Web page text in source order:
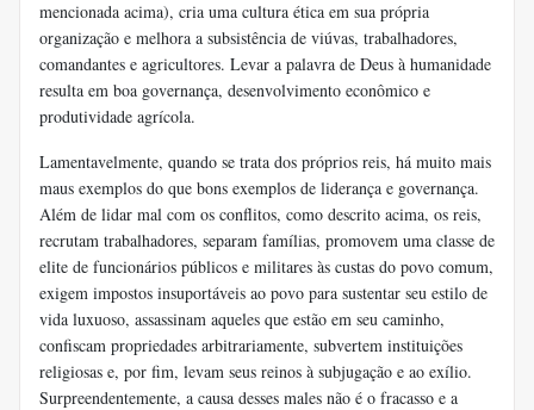
mencionada acima), cria uma cultura ética em sua própria
organização e melhora a subsistência de viúvas, trabalhadores,
comandantes e agricultores. Levar a palavra de Deus à humanidade
resulta em boa governança, desenvolvimento econômico e
produtividade agrícola.
Lamentavelmente, quando se trata dos próprios reis, há muito mais
maus exemplos do que bons exemplos de liderança e governança.
Além de lidar mal com os conflitos, como descrito acima, os reis,
recrutam trabalhadores, separam famílias, promovem uma classe de
elite de funcionários públicos e militares às custas do povo comum,
exigem impostos insuportáveis ​​ao povo para sustentar seu estilo de
vida luxuoso, assassinam aqueles que estão em seu caminho,
confiscam propriedades arbitrariamente, subvertem instituições
religiosas e, por fim, levam seus reinos à subjugação e ao exílio.
Surpreendentemente, a causa desses males não é o fracasso e a